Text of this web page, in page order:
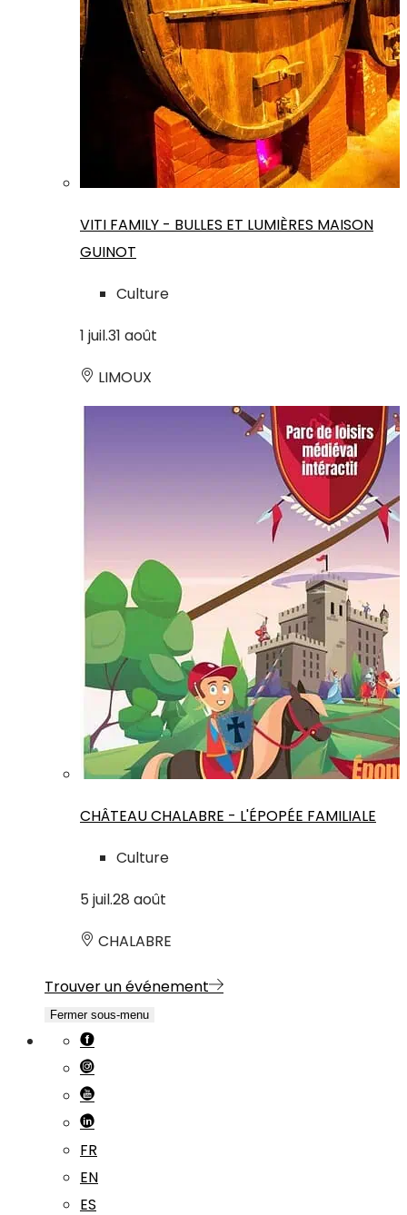
VITI FAMILY - BULLES ET LUMIÈRES MAISON
GUINOT
Culture
1 juil.31 août
LIMOUX
CHÂTEAU CHALABRE - L'ÉPOPÉE FAMILIALE
Culture
5 juil.28 août
CHALABRE
Trouver un événement
Fermer sous-menu
FR
EN
ES